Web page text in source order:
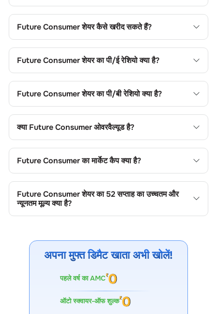
Future Consumerशेयर कैसे खरीद सकते हैं?
लॉगिन करें, या चॉइस डीमैट खाता खोल, फिर फंड जोड़ें, कंपनी का नाम खोजें,
अपना ऑर्डर टाइप चुनें और ट्रेड प्लेस करें।
Future Consumerशेयर का पी/ई रेशियो क्या है?
सापेक्ष मूल्यांकन के लिए इसकी तुलना सेक्टर के औसत से कर सकते हैं।
Future Consumerशेयर का पी/बी रेशियो क्या है?
शेयर के मूल्य की तुलना उसकी बुक वैल्यू से करने में उपयोगी है।
क्याFuture Consumerओवरवैल्यूड है?
शेयर के मूल्य की तुलना उसकी बुक वैल्यू से करने में उपयोगी है।
Future Consumerका मार्केट कैप क्या है?
की श्रेणी और ट्रेडिंग लिक्विडिटी को दर्शाता है।
Future Consumerशेयर का 52 सप्ताह का उच्चतम और
न्यूनतम मूल्य क्या है?
सपोर्ट/रेजिस्टेंस और मूल्य गति को दर्शाते हैं।
अपना मुफ्त डिमैट खाता अभी खोलें!
पहले वर्ष का AMC
ऑटो स्क्वायर-ऑफ शुल्क
Account Opening Fee